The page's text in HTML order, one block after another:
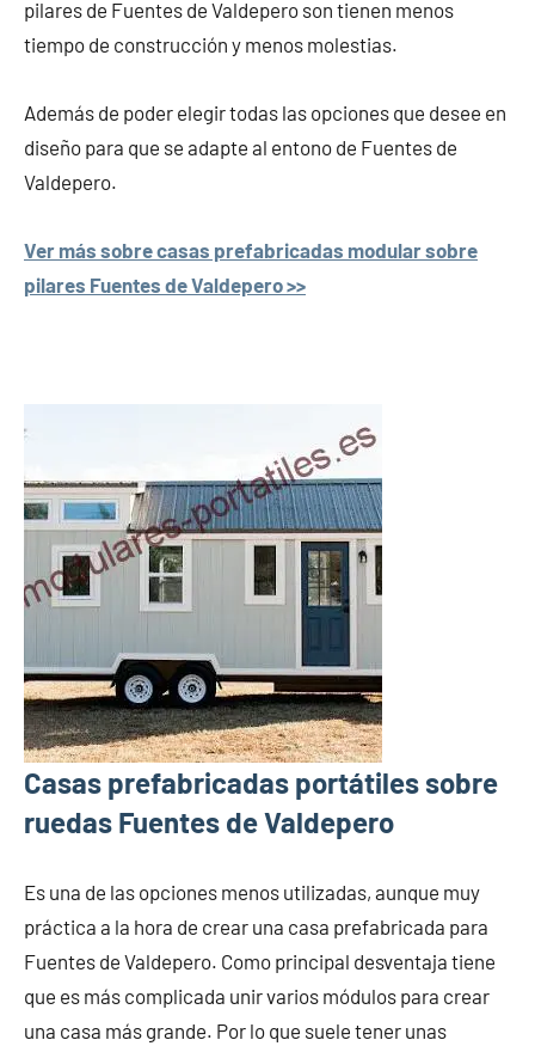
pilares de Fuentes de Valdepero son tienen menos
tiempo de construcción y menos molestias.
Además de poder elegir todas las opciones que desee en
diseño para que se adapte al entono de Fuentes de
Valdepero.
Ver más sobre casas prefabricadas modular sobre
pilares Fuentes de Valdepero >>
Casas prefabricadas portátiles sobre
ruedas Fuentes de Valdepero
Es una de las opciones menos utilizadas, aunque muy
práctica a la hora de crear una casa prefabricada para
Fuentes de Valdepero. Como principal desventaja tiene
que es más complicada unir varios módulos para crear
una casa más grande. Por lo que suele tener unas